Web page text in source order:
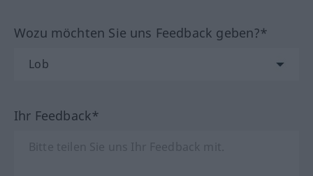
Wozu möchten Sie uns Feedback geben?*
Ihr Feedback*